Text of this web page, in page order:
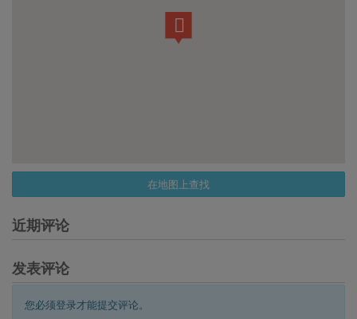
在地图上查找
近期评论
发表评论
您必须登录才能提交评论。